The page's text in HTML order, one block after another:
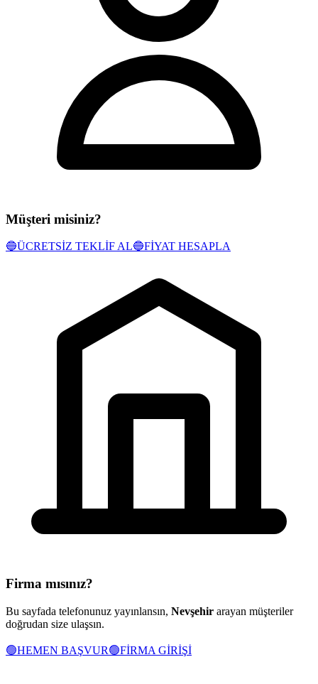
Müşteri misiniz?
🔵ÜCRETSİZ TEKLİF AL🔵FİYAT HESAPLA
Firma mısınız?
Bu sayfada telefonunuz yayınlansın, Nevşehir arayan müşteriler
doğrudan size ulaşsın.
🟢HEMEN BAŞVUR🟢FİRMA GİRİŞİ